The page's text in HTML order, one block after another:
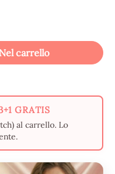
la
Nel carrello
GRATIS
al carrello. Lo